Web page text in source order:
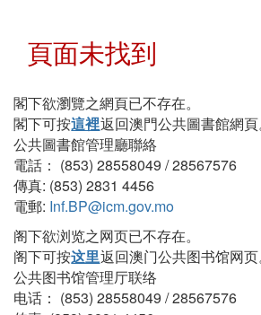
頁面未找到
閣下欲瀏覽之網頁已不存在。
閣下可按這裡返回澳門公共圖書館網
公共圖書館管理廳聯絡
電話： (853) 28558049 / 28567576
傳真: (853) 2831 4456
電郵: Inf.BP@icm.gov.mo
阁下欲浏览之网页已不存在。
阁下可按这里返回澳门公共图书馆网
公共图书馆管理厅联络
电话： (853) 28558049 / 28567576